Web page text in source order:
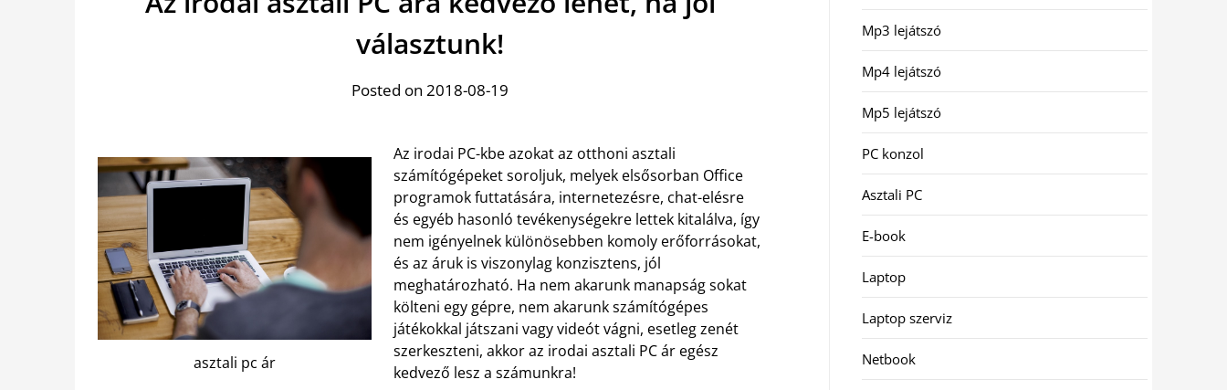
választunk!
Posted on 2018-08-19
asztali pc ár
Az irodai PC-kbe azokat az otthoni asztali
számítógépeket soroljuk, melyek elsősorban Office
programok futtatására, internetezésre, chat-elésre
és egyéb hasonló tevékenységekre lettek kitalálva, így
nem igényelnek különösebben komoly erőforrásokat,
és az áruk is viszonylag konzisztens, jól
meghatározható. Ha nem akarunk manapság sokat
költeni egy gépre, nem akarunk számítógépes
játékokkal játszani vagy videót vágni, esetleg zenét
szerkeszteni, akkor az irodai asztali PC ár egész
kedvező lesz a számunkra!
Mp3 lejátszó
Mp4 lejátszó
Mp5 lejátszó
PC konzol
Asztali PC
E-book
Laptop
Laptop szerviz
Netbook